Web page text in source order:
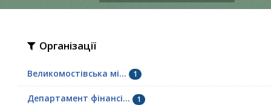
Організації
Великомостівська мі... 1
Департамент фінансі... 1